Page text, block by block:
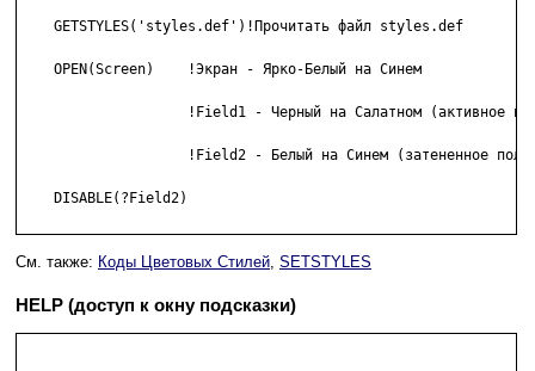
    GETSTYLES('styles.def')!Прочитать файл styles.def
    OPEN(Screen)    !Экран - Ярко-Белый на Синем
!Field1 - Черный на Салатном (активное
!Field2 - Белый на Синем (затененное
    DISABLE(?Field2)
См. также: Коды Цветовых Стилей, SETSTYLES
HELP (доступ к окну подсказки)